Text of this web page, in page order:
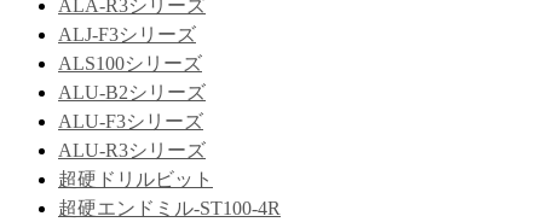
ALA-R3シリーズ
ALJ-F3シリーズ
ALS100シリーズ
ALU-B2シリーズ
ALU-F3シリーズ
ALU-R3シリーズ
超硬ドリルビット
超硬エンドミル-ST100-4R